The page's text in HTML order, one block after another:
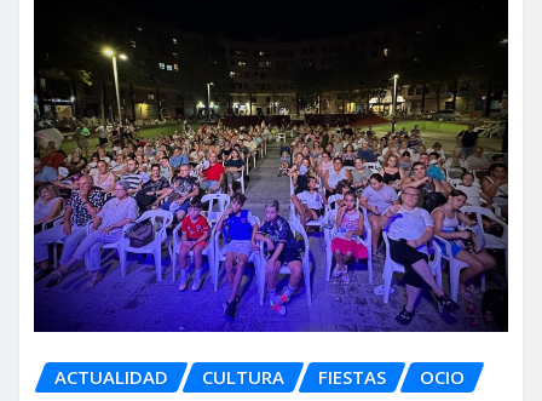
ACTUALIDAD CULTURA FIESTAS OCIO